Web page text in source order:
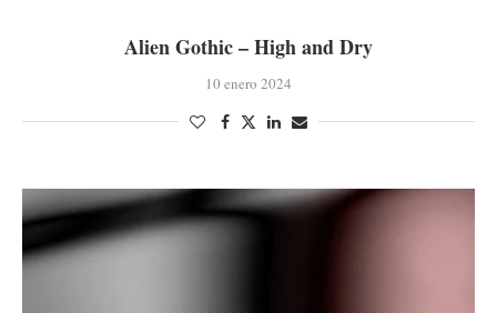
Alien Gothic – High and Dry
10 enero 2024